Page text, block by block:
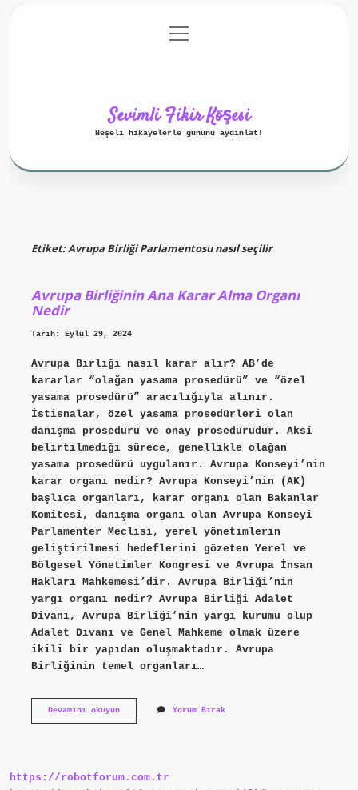
Gizlilik Politikası
menüyü
aç
Sevimli Fikir Köşesi
Neşeli hikayelerle gününü aydınlat!
Etiket:Avrupa Birliği Parlamentosu nasıl seçilir
Avrupa Birliğinin Ana Karar Alma Organı
Nedir
Tarih: Eylül 29, 2024
Avrupa Birliği nasıl karar alır? AB’de
kararlar “olağan yasama prosedürü” ve “özel
yasama prosedürü” aracılığıyla alınır.
İstisnalar, özel yasama prosedürleri olan
danışma prosedürü ve onay prosedürüdür. Aksi
belirtilmediği sürece, genellikle olağan
yasama prosedürü uygulanır. Avrupa Konseyi’nin
karar organı nedir? Avrupa Konseyi’nin (AK)
başlıca organları, karar organı olan Bakanlar
Komitesi, danışma organı olan Avrupa Konseyi
Parlamenter Meclisi, yerel yönetimlerin
geliştirilmesi hedeflerini gözeten Yerel ve
Bölgesel Yönetimler Kongresi ve Avrupa İnsan
Hakları Mahkemesi’dir. Avrupa Birliği’nin
yargı organı nedir? Avrupa Birliği Adalet
Divanı, Avrupa Birliği’nin yargı kurumu olup
Adalet Divanı ve Genel Mahkeme olmak üzere
ikili bir yapıdan oluşmaktadır. Avrupa
Birliğinin temel organları…
Devamını okuyunAvrupa
Nedir
Yorum Bırak
https://robotforum.com.tr